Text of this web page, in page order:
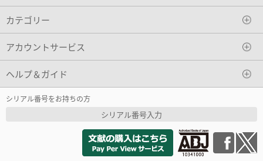
カテゴリー
アカウントサービス
ヘルプ＆ガイド
シリアル番号をお持ちの方
シリアル番号入力